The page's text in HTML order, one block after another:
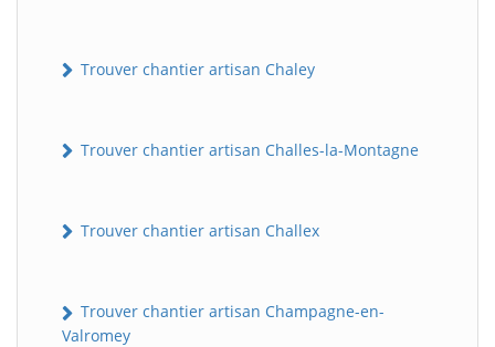
Trouver chantier artisan Chaley
Trouver chantier artisan Challes-la-Montagne
Trouver chantier artisan Challex
Trouver chantier artisan Champagne-en-
Valromey